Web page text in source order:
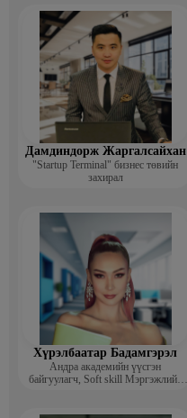
Дамдиндорж Жаргалсайхан
"Startup Terminal" бизнес төвийн
захирал
Хүрэлбаатар Бадамгэрэл
Андра академийн үүсгэн
байгуулагч, Soft skill Мэргэжлийн